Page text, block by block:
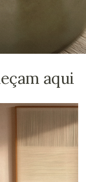
aqui